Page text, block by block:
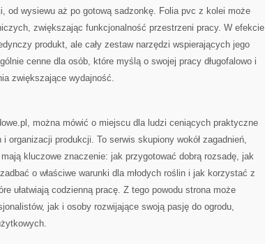
od wysiewu aż po gotową sadzonkę. Folia pvc z kolei może
zwiększając funkcjonalność przestrzeni pracy. W efekcie
produkt, ale cały zestaw narzędzi wspierających jego
cenne dla osób, które myślą o swojej pracy długofalowo i
zwiększające wydajność.
można mówić o miejscu dla ludzi ceniących praktyczne
organizacji produkcji. To serwis skupiony wokół zagadnień,
kluczowe znaczenie: jak przygotować dobrą rozsadę, jak
o właściwe warunki dla młodych roślin i jak korzystać z
ułatwiają codzienną pracę. Z tego powodu strona może
jak i osoby rozwijające swoją pasję do ogrodu,